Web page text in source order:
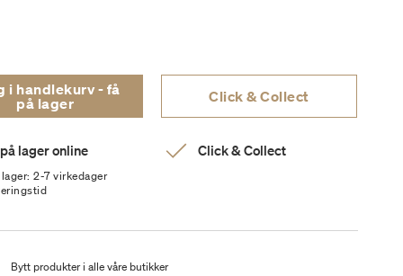
i handlekurv - få
på lager
Click & Collect
lager online
lager: 2-7 virkedager
Click & Collect
Bytt produkter i alle våre butikker